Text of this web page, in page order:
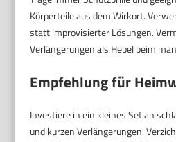
Körperteile aus dem Wirkort.
statt improvisierter Lösungen.
Verlängerungen als Hebel beim
Empfehlung für
Investiere in ein kleines Set an
und kurzen Verlängerungen.